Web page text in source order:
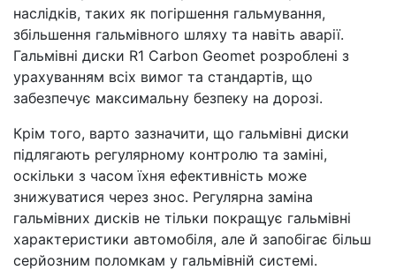
наслідків, таких як погіршення гальмування,
збільшення гальмівного шляху та навіть аварії.
Гальмівні диски R1 Carbon Geomet розроблені з
урахуванням всіх вимог та стандартів, що
забезпечує максимальну безпеку на дорозі.
Крім того, варто зазначити, що гальмівні диски
підлягають регулярному контролю та заміні,
оскільки з часом їхня ефективність може
знижуватися через знос. Регулярна заміна
гальмівних дисків не тільки покращує гальмівні
характеристики автомобіля, але й запобігає більш
серйозним поломкам у гальмівній системі.